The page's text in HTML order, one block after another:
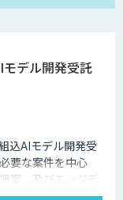
デル開発受託
込AIモデル開発受
要な案件を中心
案、及びエッジデ
ます。 Nvidia